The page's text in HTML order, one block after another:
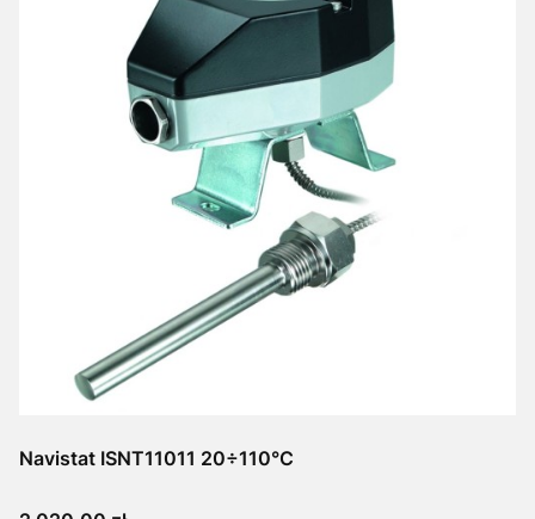
Navistat ISNT11011 20÷110°C